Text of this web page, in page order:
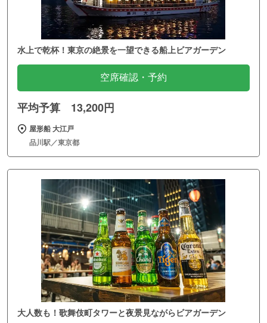
水上で乾杯！東京の絶景を一望できる船上ビアガーデン
空席確認・予約
平均予算 13,200円
屋形船 大江戸
品川駅／東京都
大人数も！歌舞伎町タワーと夜景見ながらビアガーデン